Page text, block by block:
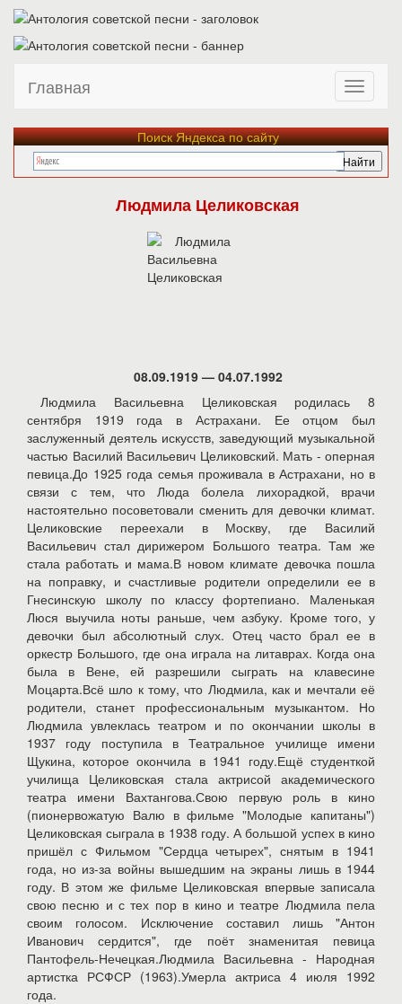
Главная
Поиск Яндекса по сайту
Людмила Целиковская
08.09.1919 — 04.07.1992
Людмила Васильевна Целиковская родилась 8
сентября 1919 года в Астрахани. Ее отцом был
заслуженный деятель искусств, заведующий музыкальной
частью Василий Васильевич Целиковский. Мать - оперная
певица.До 1925 года семья проживала в Астрахани, но в
связи с тем, что Люда болела лихорадкой, врачи
настоятельно посоветовали сменить для девочки климат.
Целиковские переехали в Москву, где Василий
Васильевич стал дирижером Большого театра. Там же
стала работать и мама.В новом климате девочка пошла
на поправку, и счастливые родители определили ее в
Гнесинскую школу по классу фортепиано. Маленькая
Люся выучила ноты раньше, чем азбуку. Кроме того, у
девочки был абсолютный слух. Отец часто брал ее в
оркестр Большого, где она играла на литаврах. Когда она
была в Вене, ей разрешили сыграть на клавесине
Моцарта.Всё шло к тому, что Людмила, как и мечтали её
родители, станет профессиональным музыкантом. Но
Людмила увлеклась театром и по окончании школы в
1937 году поступила в Театральное училище имени
Щукина, которое окончила в 1941 году.Ещё студенткой
училища Целиковская стала актрисой академического
театра имени Вахтангова.Свою первую роль в кино
(пионервожатую Валю в фильме "Молодые капитаны")
Целиковская сыграла в 1938 году. А большой успех в кино
пришёл с Фильмом "Сердца четырех", снятым в 1941
года, но из-за войны вышедшим на экраны лишь в 1944
году. В этом же фильме Целиковская впервые записала
свою песню и с тех пор в кино и театре Людмила пела
своим голосом. Исключение составил лишь "Антон
Иванович сердится", где поёт знаменитая певица
Пантофель-Нечецкая.Людмила Васильевна - Народная
артистка РСФСР (1963).Умерла актриса 4 июля 1992
года.